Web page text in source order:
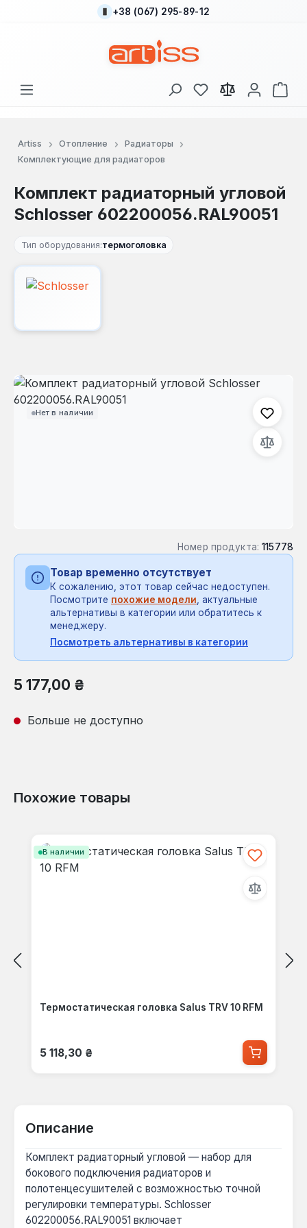
Перейти к основному содержанию
+38 (067) 295-89-12
У вас есть товары
В
Artiss Отопление
Радиаторы
Комплектующие для радиаторов
Комплект радиаторный угловой
Schlosser 602200056.RAL90051
Тип оборудования:термоголовка
Нет в наличии
Пропустить галерею изображений
Номер продукта: 115778
Товар временно отсутствует
К сожалению, этот товар сейчас недоступен.
Посмотрите похожие модели, актуальные
альтернативы в категории или обратитесь к
менеджеру.
Посмотреть альтернативы в категории
Обычная цена:
5 177,00 ₴
Больше не доступно
Похожие товары
В наличии
Термостатическая головка Salus TRV 10 RFM
Обычная цена:
5 118,30 ₴
Описание
Комплект радиаторный угловой — набор для
бокового подключения радиаторов и
полотенцесушителей с возможностью точной
регулировки температуры. Schlosser
602200056.RAL90051 включает